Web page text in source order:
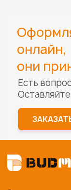
онлайн,
они
Есть